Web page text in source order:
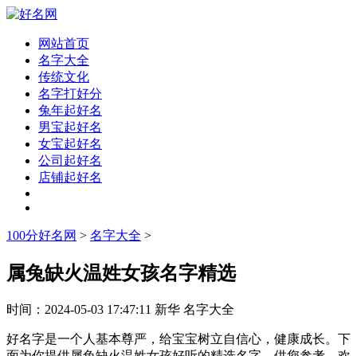
网站首页
名字大全
传统文化
名字打好分
兔年起好名
男宝起好名
女宝起好名
公司起好名
店铺起好名
100分好名网 > 名字大全 >
属兔缺火温姓女孩名字精选
时间： 2024-05-03 17:47:11 新华 名字大全
好名字是一个人基本尊严，给宝宝树立自信心，健康成长。下